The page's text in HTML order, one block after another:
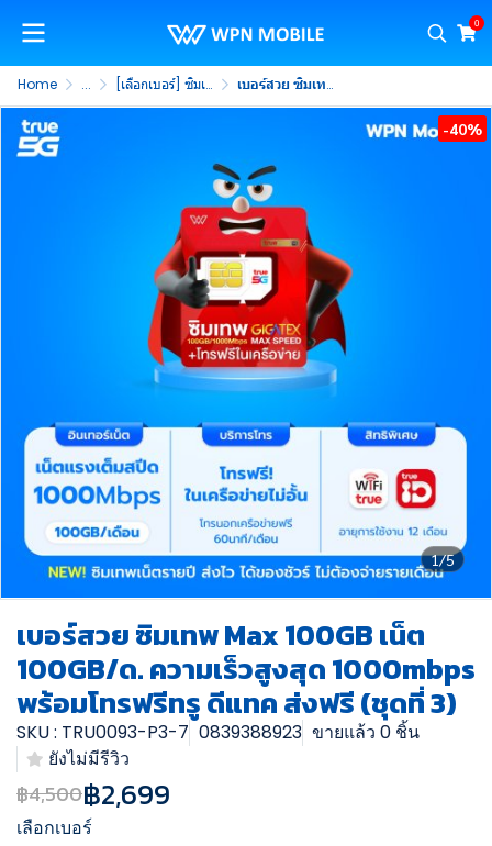
0
Home ... [เลือกเบอร์] ซิมเทพ Maxspeed 100GB เบอร์สวย ซิมเทพ Max 100GB เน็ต 100GB/ด. ความเร็วสูงสุด 1000mbps พร้อมโทรฟรีทรู ดีแทค ส่งฟรี (ชุดที่ 3)
1/5
-40%
เบอร์สวย ซิมเทพ Max 100GB เน็ต
100GB/ด. ความเร็วสูงสุด 1000mbps
พร้อมโทรฟรีทรู ดีแทค ส่งฟรี (ชุดที่ 3)
SKU : TRU0093-P3-7 0839388923 ขายแล้ว 0 ชิ้น
ยังไม่มีรีวิว
฿4,500฿2,699
เลือกเบอร์